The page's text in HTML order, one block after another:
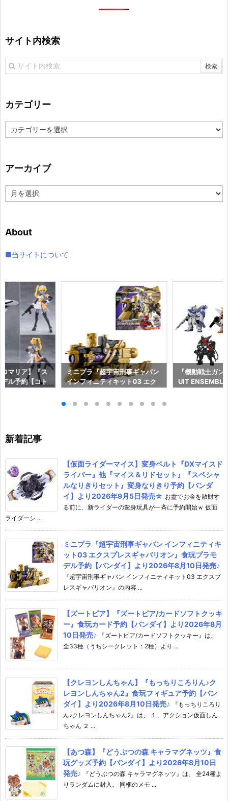
サイト内検索
カテゴリー
テ
ー
アーカイブ
ー
ブ
About
■当サイトについて
マリア】『ス
ル予約【コト
ミニプラ『超宇宙刑事ギャバン
インフィニティキット03 エク
ラモデル予約【バンダイ】より
『機動戦士ガ
UIT
新着記事
【仮面ライダーマイス】変身ベルト『DXマイスド
ライバー』他『マイス＆リドセット』『スペシャ
ルなりきりセット』変身なりきり予約【バンダ
イ】より2026年9月5日発売☆ お盆でお金を散財す
る前に、新ライダーの変身玩具が一斉に予約開始ｗ 仮面
ライダーシ ...
ミニプラ『超宇宙刑事ギャバン インフィニティキ
ット03 エクスプレスギャバリオン』食玩プラモ
デル予約【バンダイ】より2026年8月10日発売♪
『超宇宙刑事ギャバン インフィニティキット03 エクスプ
レスギャバリオン』の内容 ...
【ズートピア】『ズートピア/カードソフトクッキ
ー』食玩カード予約【バンダイ】より2026年8月
10日発売♪
『ズートピア/カードソフトクッキー』は、
全33種（うちシークレット：2種）より ...
【クレヨンしんちゃん】『もっちりころりん♪ク
レヨンしんちゃん2』食玩フィギュア予約【バン
ダイ】より2026年8月10日発売♪
『もっちりころり
ん♪クレヨンしんちゃん2』は、 １、アクション仮面しん
ちゃん ２ ...
【あつ森】『どうぶつの森 キャラマグネッツ』食
玩グッズ予約【バンダイ】より2026年8月10日
発売♪
『どうぶつの森 キャラマグネッツ』は、 全24種よ
りランダムに封入。 同梱のメモ ...